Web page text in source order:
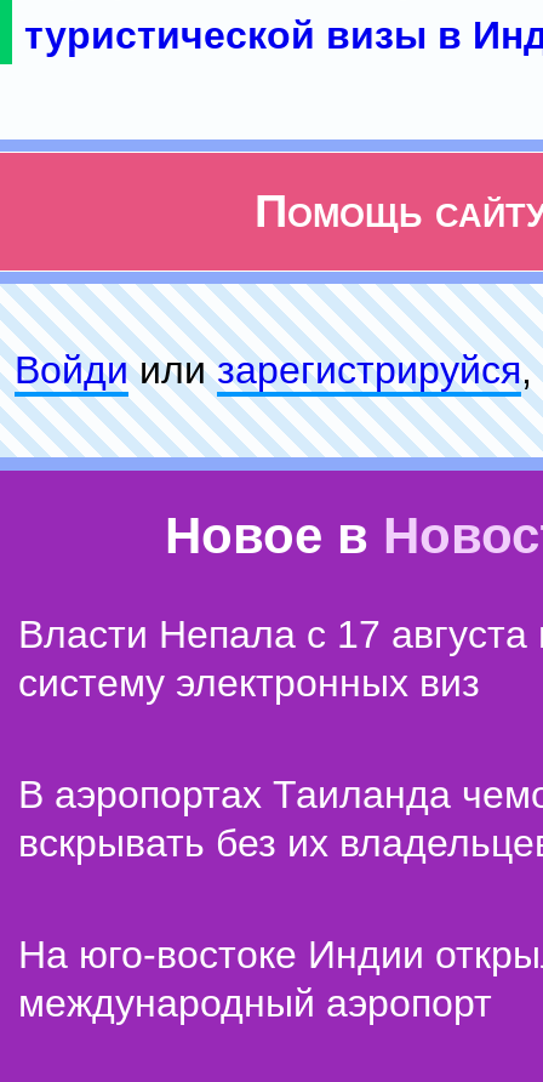
туристической визы в
Помощь
Войдиилизарeгиcтpируйся,
Новое в
Власти Непала с 17 августа
систему электронных виз
В аэропортах Таиланда
вскрывать без их
На юго-востоке Индии
международный аэропорт